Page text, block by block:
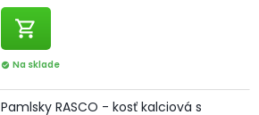
shopping_cart
check_circle Na sklade
Pamlsky RASCO - kosť kalciová s